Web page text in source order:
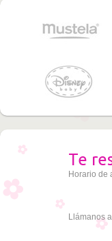
Te
Horario de
Llámanos al